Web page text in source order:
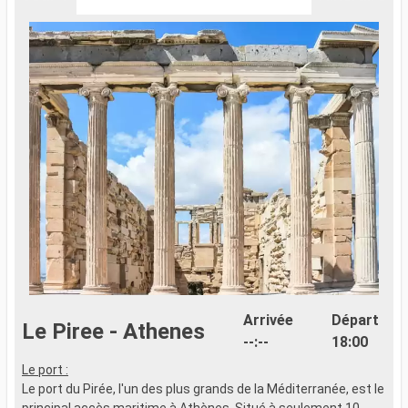
Le Piree - Athenes
Arrivée
--:--
Départ
18:00
Le port :
Le port du Pirée, l'un des plus grands de la Méditerranée, est le